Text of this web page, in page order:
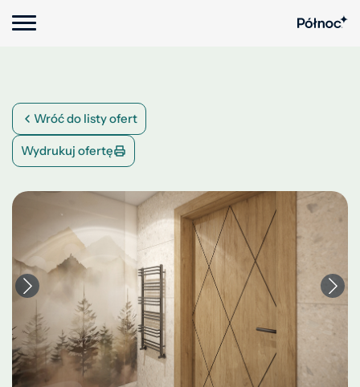
Wróć do listy ofert
Wydrukuj ofertę